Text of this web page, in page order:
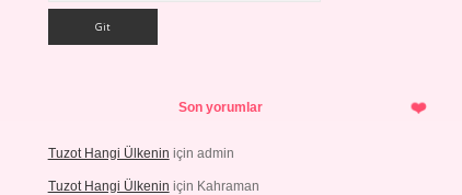
Son yorumlar
Tuzot Hangi Ülkenin için admin
Tuzot Hangi Ülkenin için Kahraman